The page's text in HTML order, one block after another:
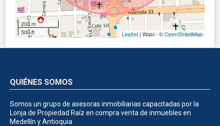
200 m
500 ft
Leaflet | Wasi - ©OpenStreetMap
QUIÉNES SOMOS
Somos un grupo de asesoras inmobiliarias capacitadas por la
Lonja de Propiedad Raíz en compra venta de inmuebles en
Medellín y Antioquia